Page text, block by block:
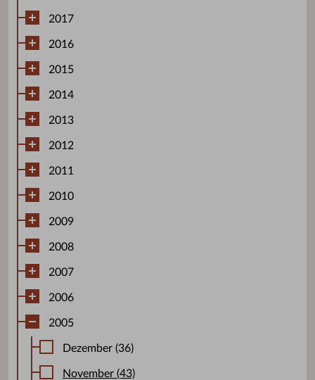
2017
2016
2015
2014
2013
2012
2011
2010
2009
2008
2007
2006
2005
Dezember (36)
November (43)